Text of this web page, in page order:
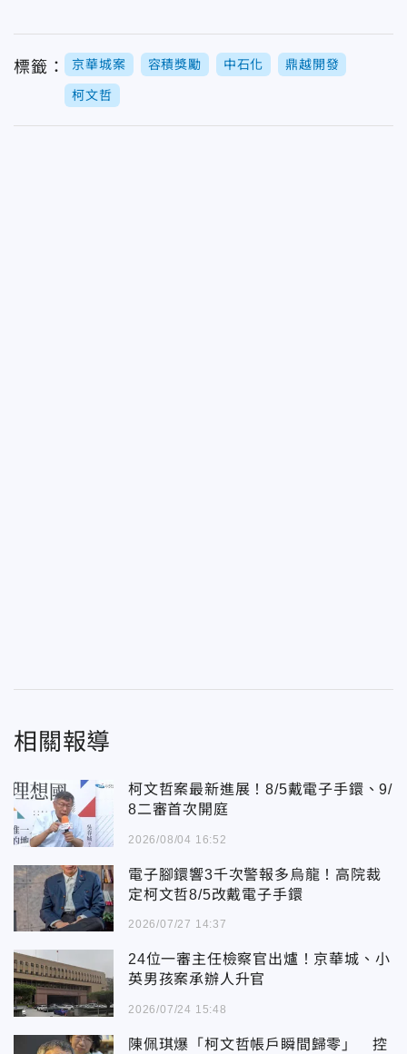
標籤： 京華城案 容積獎勵 中石化 鼎越開發
柯文哲
相關報導
柯文哲案最新進展！8/5戴電子手鐶、9/
8二審首次開庭
2026/08/04 16:52
電子腳鐶響3千次警報多烏龍！高院裁
定柯文哲8/5改戴電子手鐶
2026/07/27 14:37
24位一審主任檢察官出爐！京華城、小
英男孩案承辦人升官
2026/07/24 15:48
陳佩琪爆「柯文哲帳戶瞬間歸零」 控